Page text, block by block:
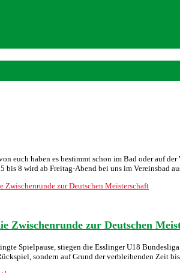
euch haben es bestimmt schon im Bad oder auf
bis 8 wird ab Freitag-Abend bei uns im Vereinsbad
Zwischenrunde zur Deutschen
Spielpause, stiegen die Esslinger U18
sondern auf Grund der verbleibenden Zeit